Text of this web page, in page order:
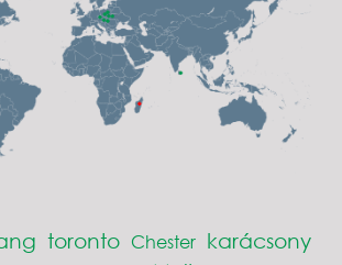
toronto Chester karácsony